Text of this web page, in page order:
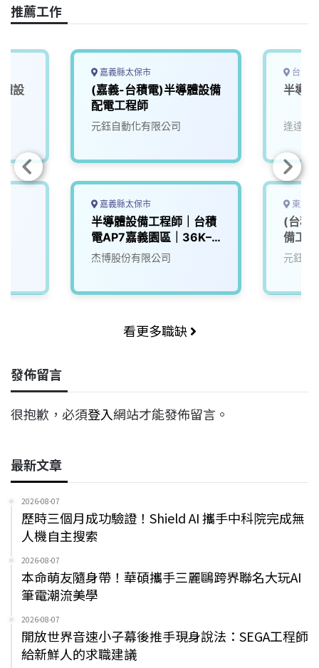
o
k
n
k
推薦工作
設
嘉義縣太保市
(嘉義-台積電)半導體設備
配電工程師
元鈺自動化有限公司
嘉義縣太保市
半導體設備工程師｜台積
電AP7嘉義園區｜36K–
50K
杰博股份有限公司
台中
半導
逢達能
東北
(台積
備工
元鈺自
看更多職缺
發佈留言
很抱歉，必須登入網站才能發佈留言。
最新文章
2026-08-07
歷時三個月成功驗證！Shield AI 攜手中科院完成無
人機自主搜索
2026-08-07
本命萌友隨身帶！華碩攜手三麗鷗跨界聯名大玩AI
筆電潮流美學
2026-08-07
開放世界音速小子幕後推手現身說法：SEGA工程師
給新鮮人的求職建議